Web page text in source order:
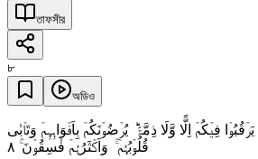
তাফসীর
৮
অডিও
فِیۡکُمۡ اِلًّا وَّلَا ذِمَّۃً ؕ یُرۡضُوۡنَکُمۡ بِاَفۡوَاہِہِمۡ وَتَاۡبٰی
قُلُوۡبُہُمۡ ۚ وَاَکۡثَرُہُمۡ فٰسِقُوۡنَ ۚ ٨